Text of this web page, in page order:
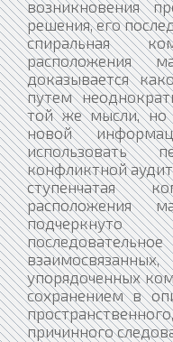
возникновения
решения, его
спиральная
расположения
доказывается
путем
той же мысли, но
новой
использовать
конфликтной
ступенчатая
расположения
подчеркнуто
упорядоченных
сохранением в
причинного